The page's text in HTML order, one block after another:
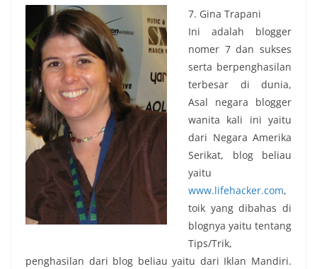
7. Gina Trapani
Ini adalah blogger
nomer 7 dan sukses
serta berpenghasilan
terbesar di dunia,
Asal negara blogger
wanita kali ini yaitu
dari Negara Amerika
Serikat, blog beliau
yaitu
www.lifehacker.com,
toik yang dibahas di
blognya yaitu tentang
Tips/Trik,
penghasilan dari blog beliau yaitu dari Iklan Mandiri.